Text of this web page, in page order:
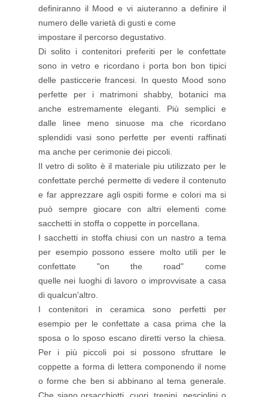
definiranno il Mood e vi aiuteranno a definire il
numero delle varietà di gusti e come
impostare il percorso degustativo.
Di solito i contenitori preferiti per le confettate
sono in vetro e ricordano i porta bon bon tipici
delle pasticcerie francesi. In questo Mood sono
perfette per i matrimoni shabby, botanici ma
anche estremamente eleganti. Più semplici e
dalle linee meno sinuose ma che ricordano
splendidi vasi sono perfette per eventi raffinati
ma anche per cerimonie dei piccoli.
Il vetro di solito è il materiale piu utilizzato per le
confettate perché permette di vedere il contenuto
e far apprezzare agli ospiti forme e colori ma si
può sempre giocare con altri elementi come
sacchetti in stoffa o coppette in porcellana.
I sacchetti in stoffa chiusi con un nastro a tema
per esempio possono essere molto utili per le
confettate "on the road" come
quelle nei luoghi di lavoro o improvvisate a casa
di qualcun'altro.
I contenitori in ceramica sono perfetti per
esempio per le confettate a casa prima che la
sposa o lo sposo escano diretti verso la chiesa.
Per i più piccoli poi si possono sfruttare le
coppette a forma di lettera componendo il nome
o forme che ben si abbinano al tema generale.